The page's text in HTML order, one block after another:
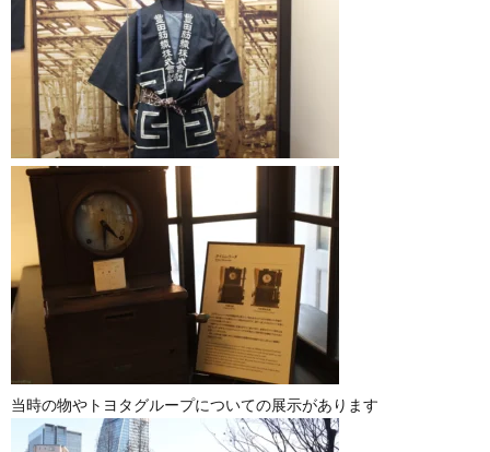
当時の物やトヨタグループについての展示があります